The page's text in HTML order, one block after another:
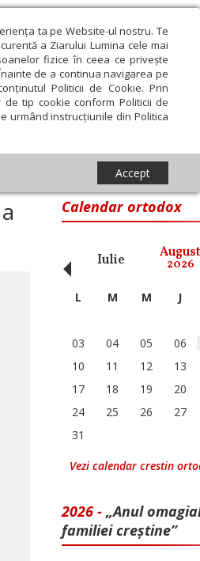
ta pe Website-ul nostru. Te
a Ziarului Lumina cele mai
fizice în ceea ce privește
de a continua navigarea pe
Politicii de Cookie. Prin
tip cookie conform Politicii de
urmând instrucțiunile din Politica
Accept
Interviu
Societate Opinii
Calendar ortodox
Iulie August
2026
‹ L M M J
03
04 05 06
10
11 12 13
17
18 19 20
24
25 26 27
31
Vezi calendar crestin
2026 - „Anul
familiei creștine”